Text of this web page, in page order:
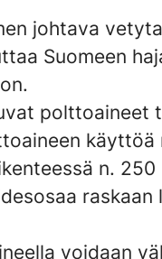
johtava
Suomeen
polttoaineet
käyttöä
n.
raskaan
voidaan